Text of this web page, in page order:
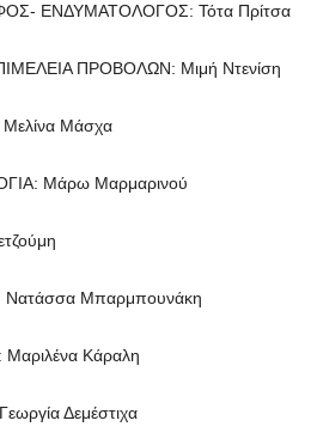
ΕΝΔΥΜΑΤΟΛΟΓΟΣ: Τότα Πρίτσα
ΠΡΟΒΟΛΩΝ: Μιμή Ντενίση
Μάσχα
Μάρω Μαρμαρινού
Μπαρμπουνάκη
Κάραλη
Δεμέστιχα